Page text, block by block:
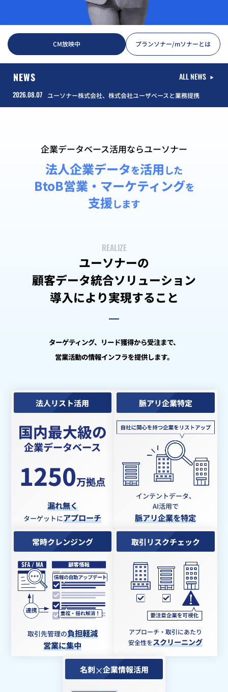
CM放映中 プランソナー/mソナーとは
NEWS
2026.08.07 ユーソナー株式会社、株式会社ユーザベースと業務提携
ALL NEWS
企業データベース活用ならユーソナー
法人企業データを活用した
BtoB営業・マーケティングを
支援します
REALIZE
ユーソナーの
顧客データ統合ソリューション
導入により実現すること
ターゲティング、リード獲得から受注まで、
営業活動の情報インフラを提供します。
法人リスト活用
国内最大級の
企業データベース
1250万拠点
漏れ無く
ターゲットにアプローチ
脈アリ企業特定
インテントデータ、
AI活用で
脈アリ企業を特定
常時クレンジング
取引先管理の負担軽減
営業に集中
取引リスクチェック
アプローチ・取引にあたり
安全性をスクリーニング
名刺 企業情報活用